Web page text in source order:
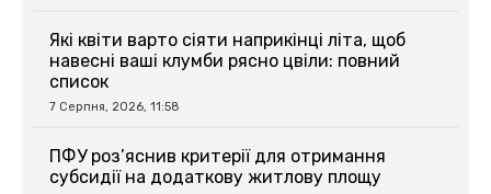
Які квіти варто сіяти наприкінці літа, щоб
навесні ваші клумби рясно цвіли: повний
список
7 Серпня, 2026, 11:58
ПФУ роз’яснив критерії для отримання
субсидії на додаткову житлову площу